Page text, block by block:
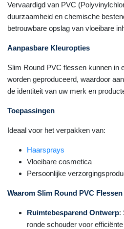
Vervaardigd van PVC
duurzaamheid en chemische
betrouwbare opslag van vloeibare
Aanpasbare Kleuropties
Slim Round PVC flessen kunnen in
worden geproduceerd, waardoor
de identiteit van uw merk en
Toepassingen
Ideaal voor het verpakken van:
Haarsprays
Vloeibare cosmetica
Persoonlijke
Waarom Slim Round PVC
Ruimtebesparend Ontwerp:
ronde schouder voor